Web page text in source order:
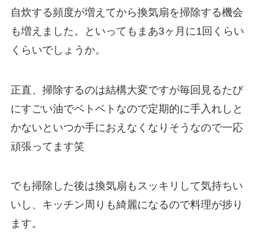
自炊する頻度が増えてから換気扇を掃除する機会
も増えました。といってもまあ3ヶ月に1回くらい
くらいでしょうか。
正直、掃除するのは結構大変ですが毎回見るたび
にすごい油でベトベトなので定期的に手入れしと
かないといつか手におえなくなりそうなので一応
頑張ってます笑
でも掃除した後は換気扇もスッキリして気持ちい
いし、キッチン周りも綺麗になるので料理が捗り
ます。